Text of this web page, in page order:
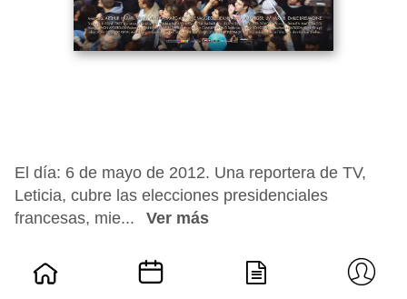
El día: 6 de mayo de 2012. Una reportera de TV,
Leticia, cubre las elecciones presidenciales
francesas, mie...
Ver más